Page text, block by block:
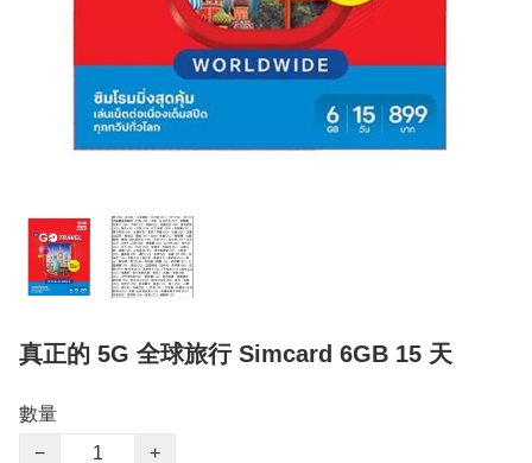
真正的 5G 全球旅行 Simcard 6GB 15 天
數量
−
+